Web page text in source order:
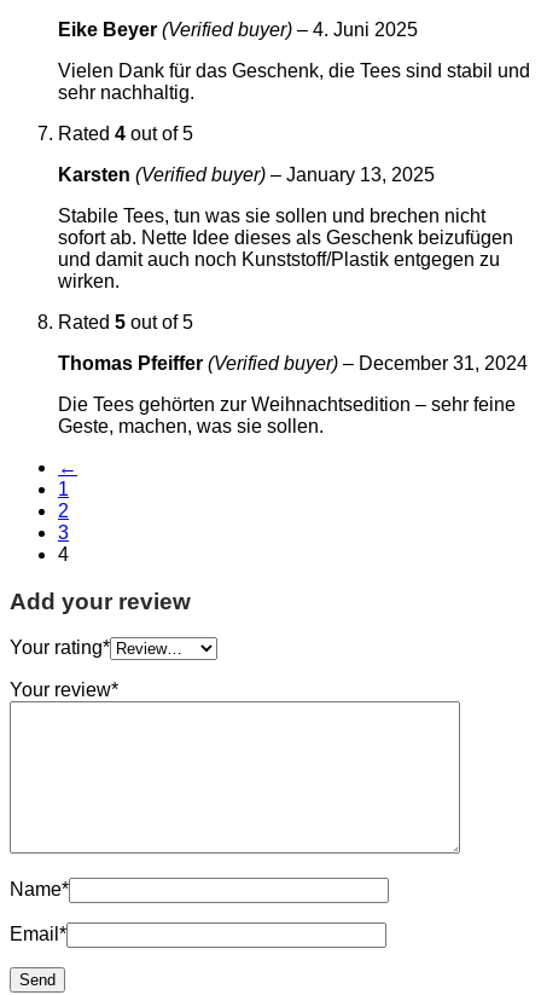
Eike Beyer (Verified buyer) – 4. Juni 2025
Vielen Dank für das Geschenk, die Tees sind stabil und
sehr nachhaltig.
Rated 4 out of 5
Karsten (Verified buyer) – January 13, 2025
Stabile Tees, tun was sie sollen und brechen nicht
sofort ab. Nette Idee dieses als Geschenk beizufügen
und damit auch noch Kunststoff/Plastik entgegen zu
wirken.
Rated 5 out of 5
Thomas Pfeiffer (Verified buyer) – December 31, 2024
Die Tees gehörten zur Weihnachtsedition – sehr feine
Geste, machen, was sie sollen.
←
1
2
3
4
Add your review
Your rating*
Your review*
Name*
Email *